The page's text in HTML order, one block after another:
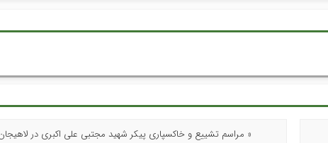
« مراسم تشییع و خاکسپاری پیکر شهید مجتبی علی اکبری در